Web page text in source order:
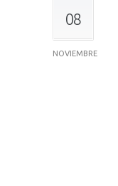
08
NOVIEMBRE